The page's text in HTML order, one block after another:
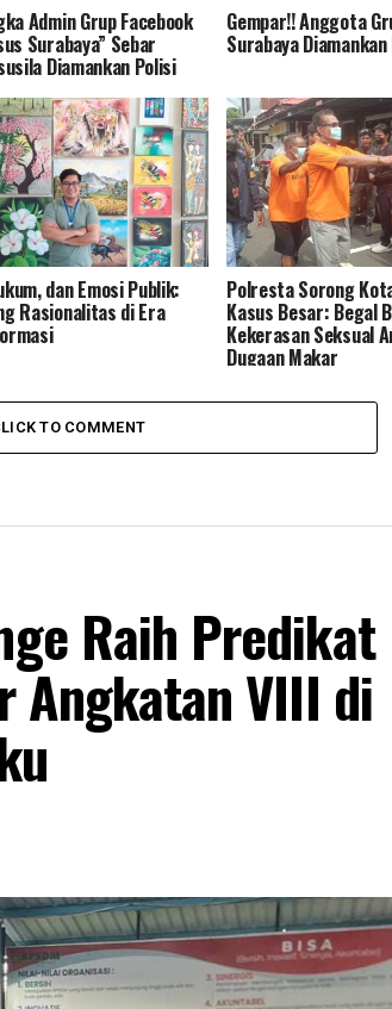
Admin Grup Facebook
Surabaya” Sebar
Diamankan Polisi
Gempar!! Anggota
Surabaya
dan Emosi Publik:
Rasionalitas di Era
Polresta Sorong
Kasus Besar: Begal
Kekerasan Seksual
Dugaan Makar
TO COMMENT
Raih Predikat
Angkatan VIII di